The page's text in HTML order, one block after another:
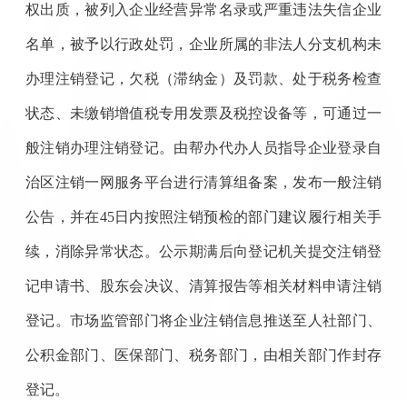
权出质，被列入企业经营异常名录或严重违法失信企业
名单，被予以行政处罚，企业所属的非法人分支机构未
办理注销登记，欠税（滞纳金）及罚款、处于税务检查
状态、未缴销增值税专用发票及税控设备等，可通过一
般注销办理注销登记。由帮办代办人员指导企业登录自
治区注销一网服务平台进行清算组备案，发布一般注销
公告，并在45日内按照注销预检的部门建议履行相关手
续，消除异常状态。公示期满后向登记机关提交注销登
记申请书、股东会决议、清算报告等相关材料申请注销
登记。市场监管部门将企业注销信息推送至人社部门、
公积金部门、医保部门、税务部门，由相关部门作封存
登记。